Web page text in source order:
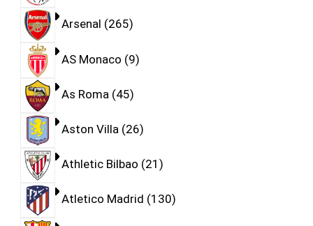
Arsenal 265
AS Monaco 9
As Roma 45
Aston Villa 26
Athletic Bilbao 21
Atletico Madrid 130